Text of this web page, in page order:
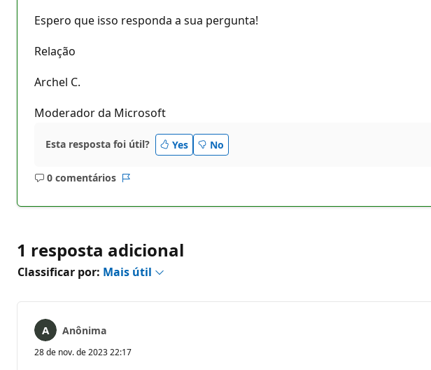
Espero que isso responda a sua pergunta!
Relação
Archel C.
Moderador da Microsoft
Esta resposta foi útil? Yes No
0 comentários
Sem
1 resposta adicional
Classificar por: Mais útil
Anônima
28 de nov. de 2023 22:17